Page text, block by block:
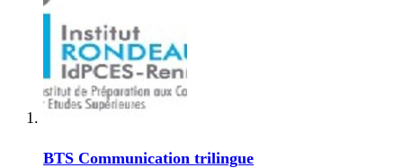
BTS Communication trilingue